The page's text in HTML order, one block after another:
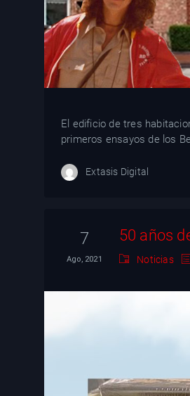
El edificio de tres
primeros ensayos de los
Extasis Digital
7
Ago, 2021
50 años
Noticias